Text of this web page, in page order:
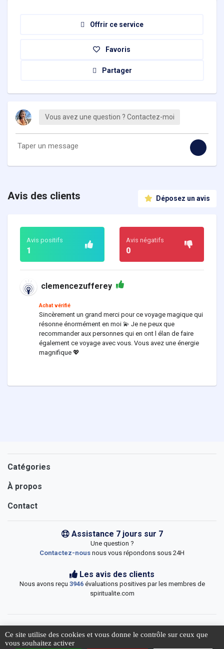
10 jours jour(s) de livraison
Offrir ce service
Favoris
Partager
Vous avez une question ? Contactez-moi
Déposez un avis
Avis des clients
Avis positifs
1
Avis négatifs
0
clemencezufferey
Achat vérifié
Sincèrement un grand merci pour ce voyage magique qui
résonne énormément en moi 💫 Je ne peux que
recommander aux personnes qui en ont l élan de faire
également ce voyage avec vous. Vous avez une énergie
magnifique 💖
Catégories
À propos
Contact
Assistance 7 jours sur 7
Une question ?
Contactez-nous nous vous répondons sous 24H
Les avis des clients
Nous avons reçu 3946évaluations positives par les membres de
spiritualite.com
Ce site utilise des cookies et vous donne le contrôle sur ceux que
vous souhaitez activer